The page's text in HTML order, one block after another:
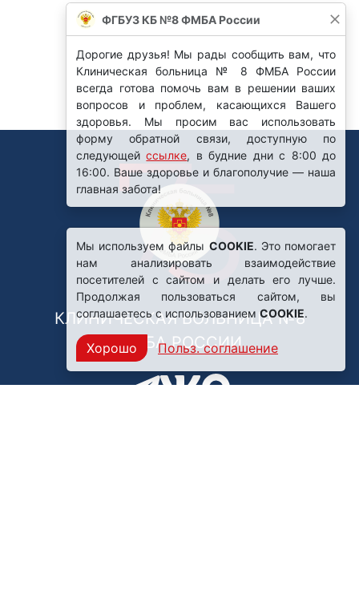
КЛИНИЧЕСКАЯ БОЛЬНИЦА №8
ФМБА РОССИИ
ФГБУЗ КБ №8 ФМБА России
Дорогие друзья! Мы рады сообщить вам, что
Клиническая больница № 8 ФМБА России
всегда готова помочь вам в решении ваших
вопросов и проблем, касающихся Вашего
здоровья. Мы просим вас использовать
форму обратной связи, доступную по
следующейссылке, в будние дни с 8:00 до
16:00. Ваше здоровье и благополучие — наша
главная забота!
Мы используем файлы COOKIE. Это помогает
нам анализировать взаимодействие
посетителей с сайтом и делать его лучше.
Продолжая пользоваться сайтом, вы
соглашаетесь с использованиемCOOKIE.
Хорошо Польз. соглашение